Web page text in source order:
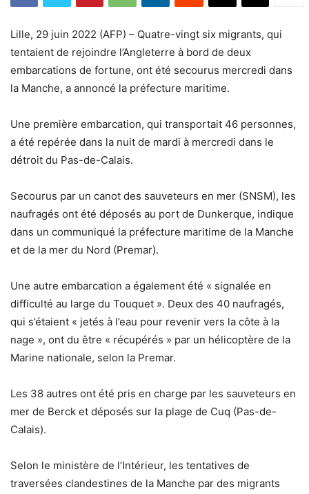
Lille, 29 juin 2022 (AFP) – Quatre-vingt six migrants, qui
tentaient de rejoindre l’Angleterre à bord de deux
embarcations de fortune, ont été secourus mercredi dans
la Manche, a annoncé la préfecture maritime.
Une première embarcation, qui transportait 46 personnes,
a été repérée dans la nuit de mardi à mercredi dans le
détroit du Pas-de-Calais.
Secourus par un canot des sauveteurs en mer (SNSM), les
naufragés ont été déposés au port de Dunkerque, indique
dans un communiqué la préfecture maritime de la Manche
et de la mer du Nord (Premar).
Une autre embarcation a également été « signalée en
difficulté au large du Touquet ». Deux des 40 naufragés,
qui s’étaient « jetés à l’eau pour revenir vers la côte à la
nage », ont du être « récupérés » par un hélicoptère de la
Marine nationale, selon la Premar.
Les 38 autres ont été pris en charge par les sauveteurs en
mer de Berck et déposés sur la plage de Cuq (Pas-de-
Calais).
Selon le ministère de l’Intérieur, les tentatives de
traversées clandestines de la Manche par des migrants